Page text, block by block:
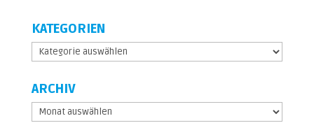
KATEGORIEN
Kategorien
ARCHIV
Archiv